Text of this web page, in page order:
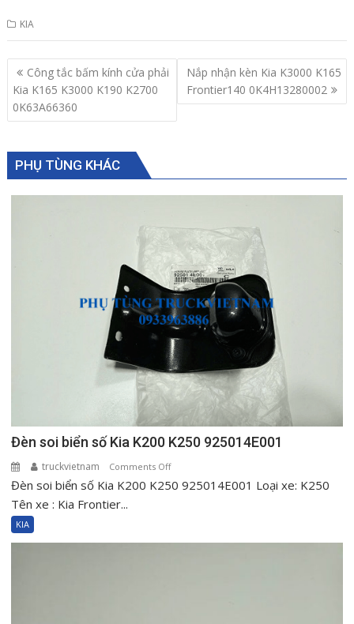
KIA
Post
navigation
Công tắc bấm kính cửa phải
Kia K165 K3000 K190 K2700
0K63A66360
Nắp nhận kèn Kia K3000 K165
Frontier140 0K4H13280002
PHỤ TÙNG KHÁC
Đèn soi biển số Kia K200 K250 925014E001
truckvietnam Comments Offon
Đèn
Đèn soi biển số Kia K200 K250 925014E001 Loại xe: K250
Tên xe : Kia Frontier...
KIA